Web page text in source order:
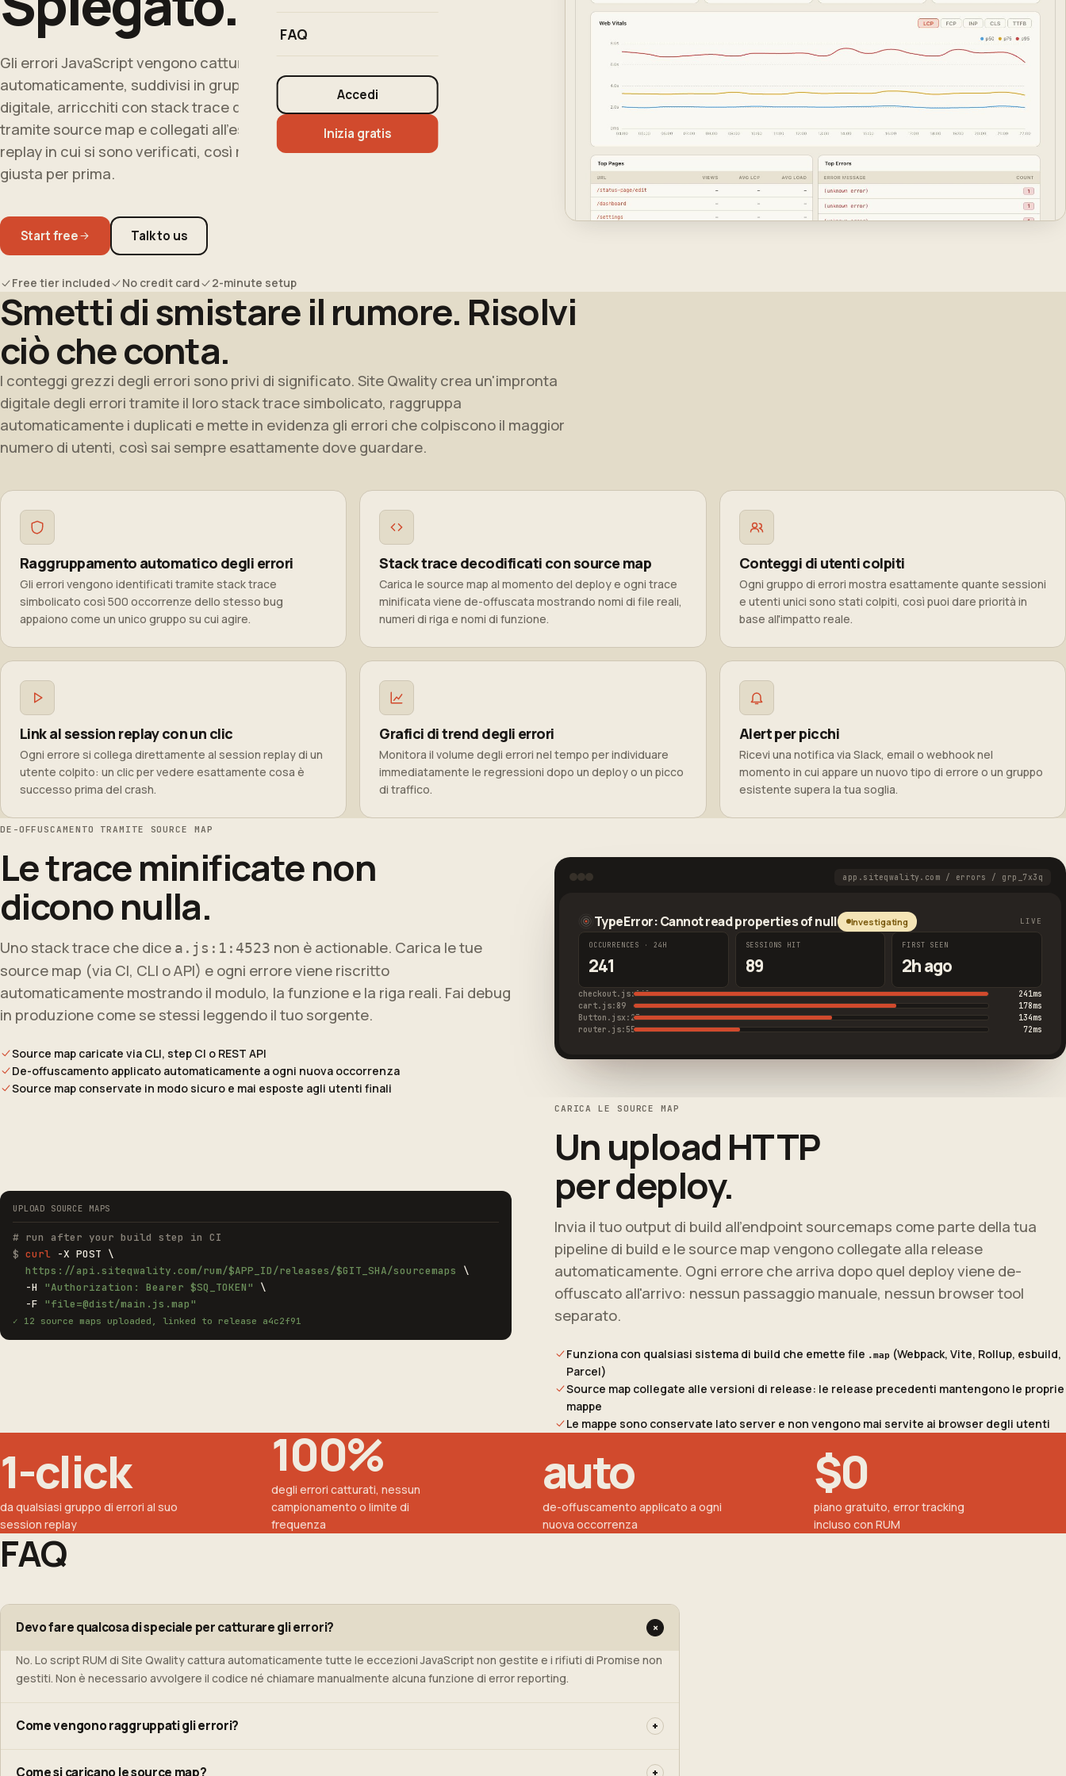
FAQ
Accedi
Inizia gratis
Gli errori JavaScript vengono catturati
automaticamente, suddivisi in gruppi per impronta
digitale, arricchiti con stack trace decodificati
tramite source map e collegati all'esatto session
replay in cui si sono verificati, così risolvi la cosa
giusta per prima.
Start free Talk to us
Free tier included No credit card 2-minute setup
Smetti di smistare il rumore. Risolvi
ciò che conta.
I conteggi grezzi degli errori sono privi di significato. Site Qwality crea un'impronta
digitale degli errori tramite il loro stack trace simbolicato, raggruppa
automaticamente i duplicati e mette in evidenza gli errori che colpiscono il maggior
numero di utenti, così sai sempre esattamente dove guardare.
Raggruppamento automatico degli errori
Gli errori vengono identificati tramite stack trace
simbolicato così 500 occorrenze dello stesso bug
appaiono come un unico gruppo su cui agire.
Stack trace decodificati con source map
Carica le source map al momento del deploy e ogni trace
minificata viene de-offuscata mostrando nomi di file reali,
numeri di riga e nomi di funzione.
Conteggi di utenti colpiti
Ogni gruppo di errori mostra esattamente quante sessioni
e utenti unici sono stati colpiti, così puoi dare priorità in
base all'impatto reale.
Link al session replay con un clic
Ogni errore si collega direttamente al session replay di un
utente colpito: un clic per vedere esattamente cosa è
successo prima del crash.
Grafici di trend degli errori
Monitora il volume degli errori nel tempo per individuare
immediatamente le regressioni dopo un deploy o un picco
di traffico.
Alert per picchi
Ricevi una notifica via Slack, email o webhook nel
momento in cui appare un nuovo tipo di errore o un gruppo
esistente supera la tua soglia.
DE-OFFUSCAMENTO TRAMITE SOURCE MAP
Le trace minificate non
dicono nulla.
Uno stack trace che dice a.js:1:4523 non è actionable. Carica le tue
source map (via CI, CLI o API) e ogni errore viene riscritto
automaticamente mostrando il modulo, la funzione e la riga reali. Fai debug
in produzione come se stessi leggendo il tuo sorgente.
Source map caricate via CLI, step CI o REST API
De-offuscamento applicato automaticamente a ogni nuova occorrenza
Source map conservate in modo sicuro e mai esposte agli utenti finali
app.siteqwality.com / errors / grp_7x3q
TypeError: Cannot read properties of null Investigating LIVE
OCCURRENCES · 24H
241
SESSIONS HIT
89
FIRST SEEN
2h ago
checkout.js:142
241ms
cart.js:89
178ms
Button.jsx:23
134ms
router.js:55
72ms
CARICA LE SOURCE MAP
Un upload HTTP
per deploy.
Invia il tuo output di build all'endpoint sourcemaps come parte della tua
pipeline di build e le source map vengono collegate alla release
automaticamente. Ogni errore che arriva dopo quel deploy viene de-
offuscato all'arrivo: nessun passaggio manuale, nessun browser tool
separato.
Funziona con qualsiasi sistema di build che emette file .map (Webpack, Vite, Rollup, esbuild,
Parcel)
Source map collegate alle versioni di release: le release precedenti mantengono le proprie
mappe
Le mappe sono conservate lato server e non vengono mai servite ai browser degli utenti
UPLOAD SOURCE MAPS
# run after your build step in CI
$ curl -X POST \
https://api.siteqwality.com/rum/$APP_ID/releases/$GIT_SHA/sourcemaps
\
-H "Authorization: Bearer $SQ_TOKEN"
\
-F "file=@dist/main.js.map"
✓ 12 source maps uploaded, linked to release a4c2f91
1-click
da qualsiasi gruppo di errori al suo
session replay
100%
degli errori catturati, nessun
campionamento o limite di
frequenza
auto
de-offuscamento applicato a ogni
nuova occorrenza
$0
piano gratuito, error tracking
incluso con RUM
FAQ
Devo fare qualcosa di speciale per catturare gli errori? +
No. Lo script RUM di Site Qwality cattura automaticamente tutte le eccezioni JavaScript non gestite e i rifiuti di Promise non
gestiti. Non è necessario avvolgere il codice né chiamare manualmente alcuna funzione di error reporting.
Come vengono raggruppati gli errori? +
Come si caricano le source map? +